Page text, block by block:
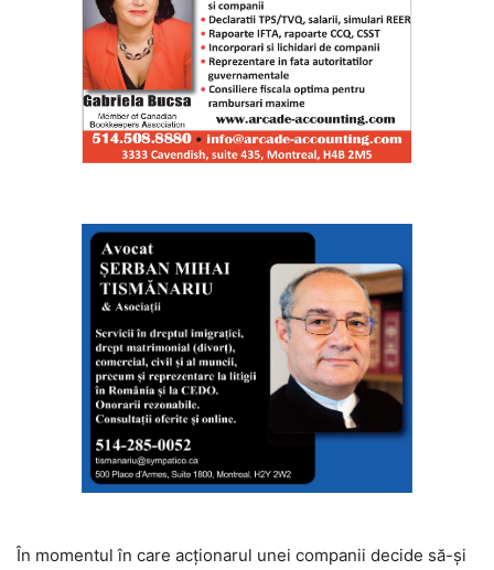
În momentul în care acționarul unei companii decide să-și